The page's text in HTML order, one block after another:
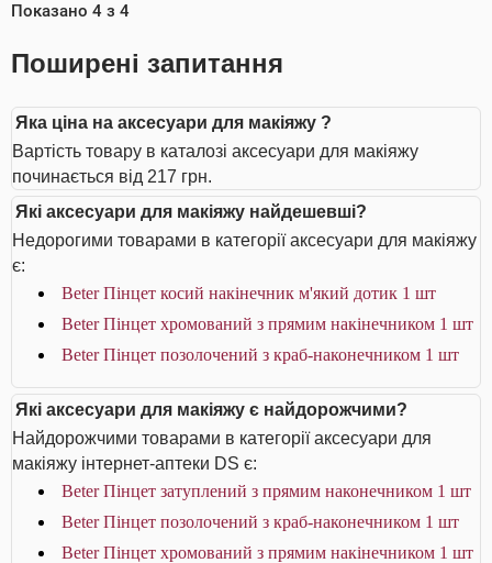
Показано 4 з 4
Поширені запитання
Яка ціна на аксесуари для макіяжу ?
Вартість товару в каталозі аксесуари для макіяжу
починається від 217 грн.
Які аксесуари для макіяжу найдешевші?
Недорогими товарами в категорії аксесуари для макіяжу
є:
Beter Пінцет косий накінечник м'який дотик 1 шт
Beter Пінцет хромований з прямим накінечником 1 шт
Beter Пінцет позолочений з краб-наконечником 1 шт
Які аксесуари для макіяжу є найдорожчими?
Найдорожчими товарами в категорії аксесуари для
макіяжу інтернет-аптеки DS є:
Beter Пінцет затуплений з прямим наконечником 1 шт
Beter Пінцет позолочений з краб-наконечником 1 шт
Beter Пінцет хромований з прямим накінечником 1 шт